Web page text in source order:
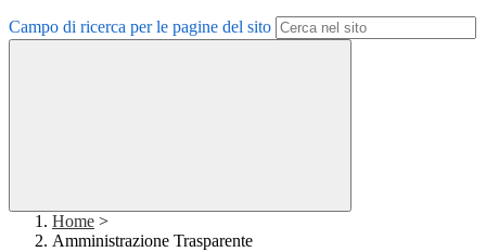
Campo di ricerca per le pagine del sito
Home >
Amministrazione Trasparente